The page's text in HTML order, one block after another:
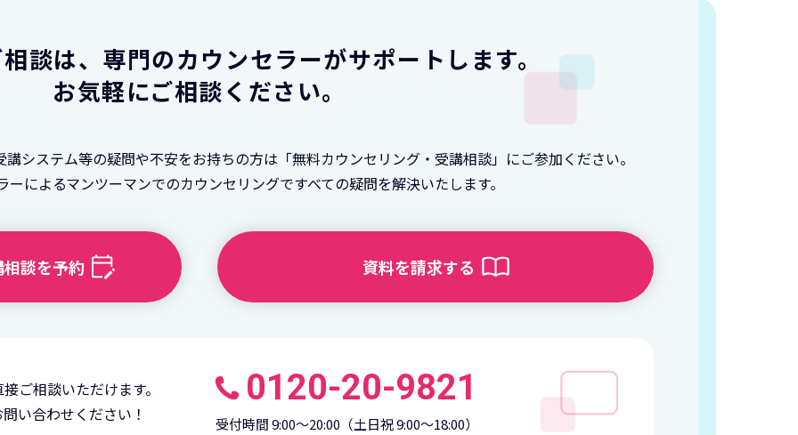
談は、 専門のカウンセラーがサポートします。
お気軽にご相談ください。
システム等の疑問や不安をお持ちの方は「無料カウンセリング・受講相談」にご参加ください。
ーによるマンツーマンでのカウンセリングですべての疑問を解決いたします。
談を予約 資料を請求する
ご相談いただけます。
い合わせください！
0120-20-9821
受付時間 9:00〜20:00 （土日祝 9:00〜18:00）